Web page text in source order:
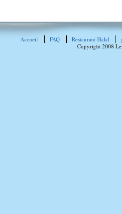
Accueil FAQ Restaurant Halal
Copyright 2008